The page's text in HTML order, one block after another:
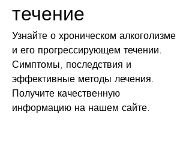
течение
Узнайте о хроническом алкоголизме
и его прогрессирующем течении.
Симптомы, последствия и
эффективные методы лечения.
Получите качественную
информацию на нашем сайте.